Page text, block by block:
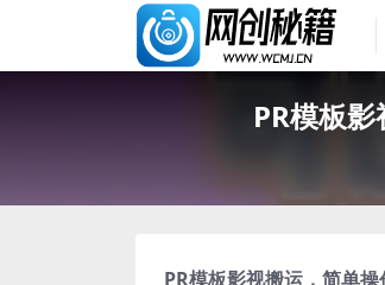
PR模板
PR模板影视搬运 ，简单